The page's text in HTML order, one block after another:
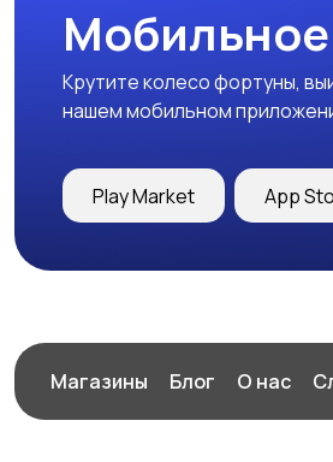
Крутите колесо фортуны,
нашем мобильном
Play Market App
Магазины Блог О нас